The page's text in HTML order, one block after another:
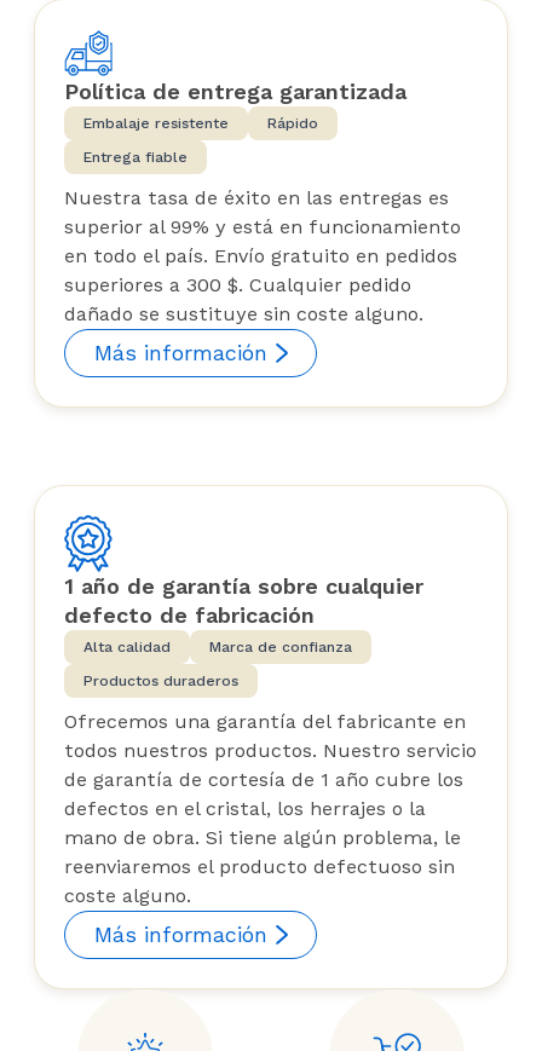
Política de entrega garantizada
Embalaje resistente
Rápido
Entrega fiable
Nuestra tasa de éxito en las entregas es
superior al 99% y está en funcionamiento
en todo el país. Envío gratuito en pedidos
superiores a 300 $. Cualquier pedido
dañado se sustituye sin coste alguno.
Más información
1 año de garantía sobre cualquier
defecto de fabricación
Alta calidad
Marca de confianza
Productos duraderos
Ofrecemos una garantía del fabricante en
todos nuestros productos. Nuestro servicio
de garantía de cortesía de 1 año cubre los
defectos en el cristal, los herrajes o la
mano de obra. Si tiene algún problema, le
reenviaremos el producto defectuoso sin
coste alguno.
Más información